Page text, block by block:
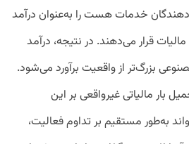
خدمات هست را به‌عنوان درآمد
قرار می‌دهند. در نتیجه، درآمد
بزرگ‌تر از واقعیت برآورد می‌شود.
بار مالیاتی غیرواقعی بر این
به‌طور مستقیم بر تداوم فعالیت،